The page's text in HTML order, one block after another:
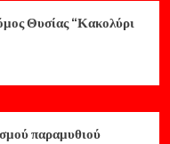
Θυσίας “Κακολύρι
παραμυθιού